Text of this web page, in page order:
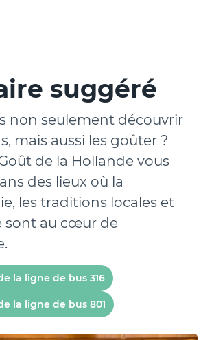
suggéré
non seulement découvrir
mais aussi les goûter ?
de la Hollande vous
des lieux où la
les traditions locales et
sont au cœur de
la ligne de bus 316
la ligne de bus 801